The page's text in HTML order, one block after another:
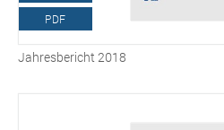
PDF
Jahresbericht 2018